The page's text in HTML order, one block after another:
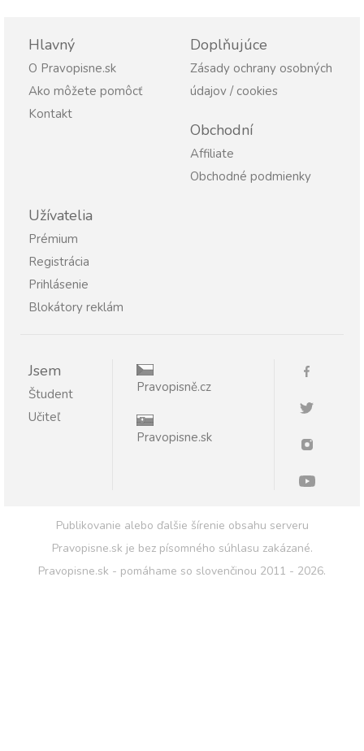
Hlavný
O Pravopisne.sk
Ako môžete pomôcť
Kontakt
Doplňujúce
Zásady ochrany osobných
údajov / cookies
Obchodní
Affiliate
Obchodné podmienky
Užívatelia
Prémium
Registrácia
Prihlásenie
Blokátory reklám
Jsem
Študent
Učiteľ
Pravopisně.cz
Pravopisne.sk
Publikovanie alebo ďalšie šírenie obsahu serveru
Pravopisne.sk je bez písomného súhlasu zakázané.
Pravopisne.sk - pomáhame so slovenčinou 2011 - 2026.